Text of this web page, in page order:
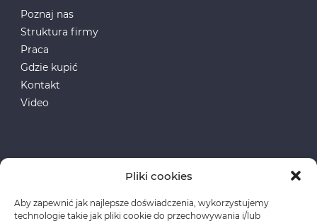
Pliki cookies
Aby zapewnić jak najlepsze doświadczenia, wykorzystujemy
technologie takie jak pliki cookie do przechowywania i/lub
Poznaj nas
Struktura firmy
Praca
Gdzie kupić
Kontakt
Video
Fundusze Europejskie